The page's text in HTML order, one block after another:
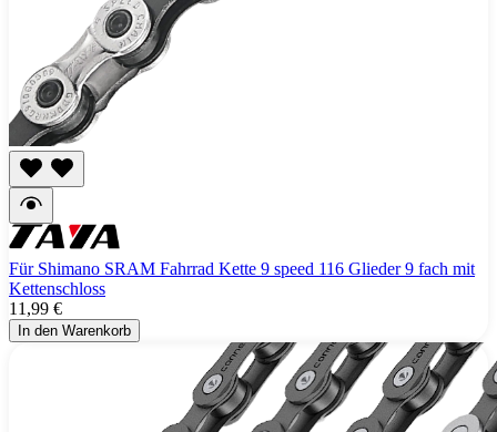
Für Shimano SRAM Fahrrad Kette 9 speed 116 Glieder 9 fach mit
Kettenschloss
11,99 €
In den Warenkorb